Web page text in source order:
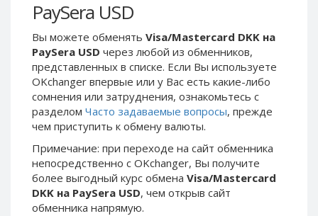
PaySera USD
Вы можете обменять Visa/Mastercard DKK на
PaySera USD через любой из обменников,
представленных в списке. Если Вы используете
OKchanger впервые или у Вас есть какие-либо
сомнения или затруднения, ознакомьтесь с
разделом Часто задаваемые вопросы, прежде
чем приступить к обмену валюты.
Примечание: при переходе на сайт обменника
непосредственно c OKchanger, Вы получите
более выгодный курс обмена Visa/Mastercard
DKK на PaySera USD, чем открыв сайт
обменника напрямую.
Skril INR
Skril PLN
Skril GBP
Skril AUD
Skril NOK
Skril SEK
Paxum USD
Paxum EUR
Epay USD
Epay EUR
Phone Balance RUB
Skril INR
Skril GBP
Skril AUD
Skril NOK
Skril SEK
Paxum USD
Paxum EUR
Epay USD
Epay EUR